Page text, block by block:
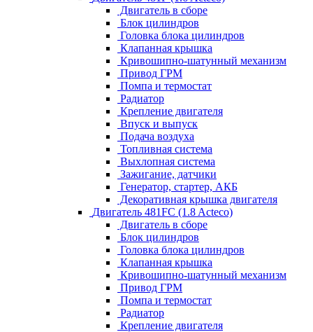
Двигатель в сборе
Блок цилиндров
Головка блока цилиндров
Клапанная крышка
Кривошипно-шатунный механизм
Привод ГРМ
Помпа и термостат
Радиатор
Крепление двигателя
Впуск и выпуск
Подача воздуха
Топливная система
Выхлопная система
Зажигание, датчики
Генератор, стартер, АКБ
Декоративная крышка двигателя
Двигатель 481FC (1.8 Acteco)
Двигатель в сборе
Блок цилиндров
Головка блока цилиндров
Клапанная крышка
Кривошипно-шатунный механизм
Привод ГРМ
Помпа и термостат
Радиатор
Крепление двигателя